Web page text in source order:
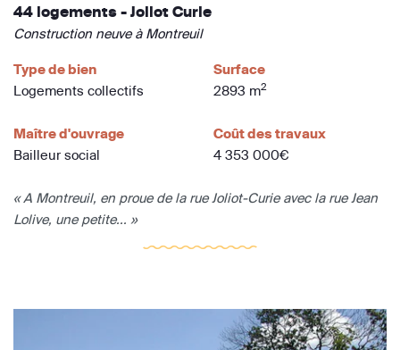
44 logements - Joliot Curie
Construction neuve à Montreuil
Type de bien
Logements collectifs
Surface
2893 m2
Maître d'ouvrage
Bailleur social
Coût des travaux
4 353 000€
« A Montreuil, en proue de la rue Joliot-Curie avec la rue Jean
Lolive, une petite... »